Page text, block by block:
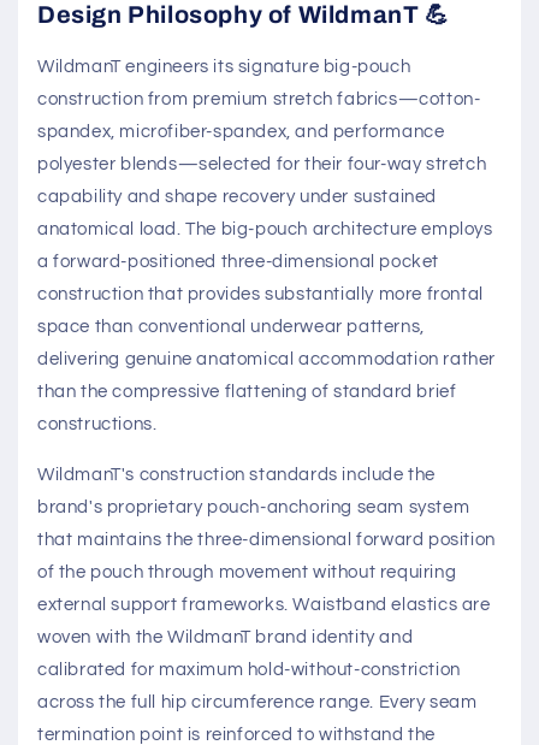
Design Philosophy of WildmanT 💪
WildmanT engineers its signature big-pouch
construction from premium stretch fabrics—cotton-
spandex, microfiber-spandex, and performance
polyester blends—selected for their four-way stretch
capability and shape recovery under sustained
anatomical load. The big-pouch architecture employs
a forward-positioned three-dimensional pocket
construction that provides substantially more frontal
space than conventional underwear patterns,
delivering genuine anatomical accommodation rather
than the compressive flattening of standard brief
constructions.
WildmanT's construction standards include the
brand's proprietary pouch-anchoring seam system
that maintains the three-dimensional forward position
of the pouch through movement without requiring
external support frameworks. Waistband elastics are
woven with the WildmanT brand identity and
calibrated for maximum hold-without-constriction
across the full hip circumference range. Every seam
termination point is reinforced to withstand the